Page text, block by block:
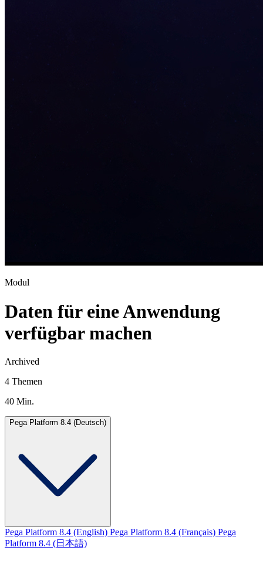
Modul
Daten für eine Anwendung
verfügbar machen
Archived
4 Themen
40 Min.
Pega Platform 8.4 (Deutsch)
Pega Platform 8.4 (English) Pega Platform 8.4 (Français) Pega
Platform 8.4 (日本語)